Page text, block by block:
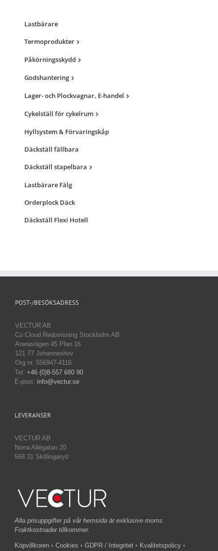
Lastbärare
Termoprodukter
Påkörningsskydd
Godshantering
Lager- och Plockvagnar, E-handel
Cykelställ för cykelrum
Hyllsystem & Förvaringskåp
Däckställ fällbara
Däckställ stapelbara
Lastbärare Fälg
Orderplock Däck
Däckställ Flexi Hotell
POST-/BESÖKSADRESS
VECTUR AB
Co Cloud Redovisning Stockholm AB
Arenavägen 45 Plan 16
121 77 Johanneshov
Org.nr. 556947-4116
Tel: +46 (0)8-557 680 90
E-post: info@vectur.se
LEVERANSER
VECTUR AB
Norra Allégatan 20
568 31 Skillingaryd
Alla prisuppgifter på vår hemsida är exklusive moms.
Fraktkostnader tillkommer.
Köpvillkoren • Cookies • GDPR / Integritet • Kvalitetspolicy •